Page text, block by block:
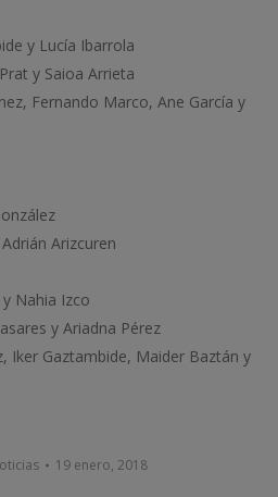
y Lucía Ibarrola
y Saioa Arrieta
Fernando Marco, Ane García y
Arizcuren
Nahia Izco
y Ariadna Pérez
Iker Gaztambide, Maider Baztán y
19 enero, 2018